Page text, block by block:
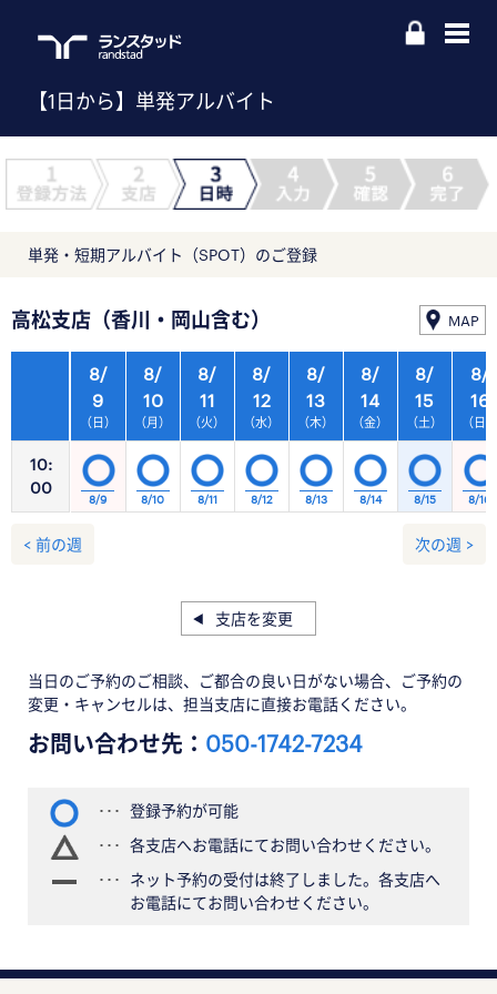
【1日から】単発アルバイト
単発・短期アルバイト（SPOT）のご登録
高松支店（香川・岡山含む） MAP
10:
00
8/
9
（日）
8/
10
（月）
8/
11
（火）
8/
12
（水）
8/
13
（木）
8/
14
（金）
8/
15
（土）
8/9 8/10 8/11 8/12 8/13 8/14 8/15
8/
16
（日）
8/16
< 前の週 次の週 >
支店を変更
当日のご予約のご相談、ご都合の良い日がない場合、ご予約の
変更・キャンセルは、担当支店に直接お電話ください。
お問い合わせ先： 050-1742-7234
登録予約が可能
各支店へお電話にてお問い合わせください。
ネット予約の受付は終了しました。各支店へ
お電話にてお問い合わせください。